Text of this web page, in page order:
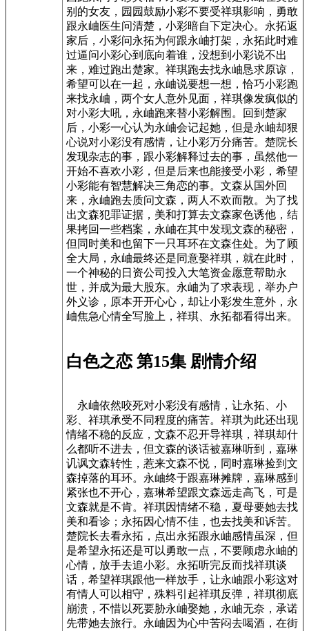
别的女友，园园鼓励小彩不要受祥琪影响，勇敢
跟永岫医生问清楚，小彩暗自下定决心。永拓返
家后，小彩问永拓为何跟永岫打架，永拓此时难
过逼问小彩心到底向着谁，没想到小彩说不出
来，难过跑出楚家。祥琪跑去找永岫恳求原谅，
希望可以在一起，永岫说要想一想，恰巧小彩跑
来找永岫，两个女人意外见面，祥琪像发疯似的
对小彩大吼，永岫跑来替小彩解围。回到楚家
后，小彩一心认为永岫会记起她，但是永岫却狠
心说对小彩没有感情，让小彩万分痛苦。楚院长
发现杂志的事，跟小彩解释过去的事，虽然他一
开始不喜欢小彩，但是后来也能接受小彩，希望
小彩能有智慧解决三角恋的事。文森从国外回
来，永岫跑去质问文森，两人不欢而散。为了找
出文森犯罪证据，美和打算去文森家色诱他，结
果拷回一些档案，永岫在其中发现文森的秘密，
但同时美和也留下一只耳环在文森住处。为了顾
全大局，永岫最终还是同意娶祥琪，就在此时，
一个神秘的日资公司投入大笔资金愿意帮助永
世，并成为最大股东。永岫为了求表现，举办户
外义诊，原本开开心心，却让小彩发生意外，永
岫焦急心情全写脸上，祥琪、永拓都看得出来。
白色之恋 第15集 剧情介绍
永岫依然咬死对小彩没有感情，让永拓、小
彩、祥琪承受不同程度的痛苦。祥琪为此还出现
情绪不稳的反应，文森不忍开导祥琪，祥琪却什
么都听不进去，但文森的谈话被嘉琳听到，嘉琳
讥讽文森转性，惹来文森不悦，同时嘉琳捡到文
森掉落的耳环。永岫终于跟嘉琳摊牌，嘉琳感到
紧张也不开心，嘉琳希望跟文森远走高飞，可是
文森就是不肯。祥琪因情绪不稳，夏母要她去找
美和看诊；永拓因心情不佳，也去找美和诉苦。
楚院长去看永拓，点出永拓跟永岫感情虽深，但
是希望永拓还是可以勇敢一点，不要顾虑永岫的
心情，放手去追小彩。永拓听完反而找祥琪谈
话，希望祥琪跟他一样放手，让永岫跟小彩这对
有情人可以相守，殊料引起祥琪反弹，祥琪彻底
崩溃，不惜以死要胁永岫娶她，永岫无奈，承诺
先带她去旅行。永岫因为心中苦闷去喝酒，在街